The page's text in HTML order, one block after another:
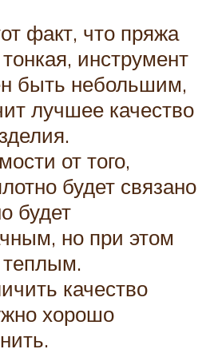
факт, что пряжа
инструмент
быть небольшим,
лучшее качество
от того,
будет связано
будет
но при этом
теплым.
качество
хорошо